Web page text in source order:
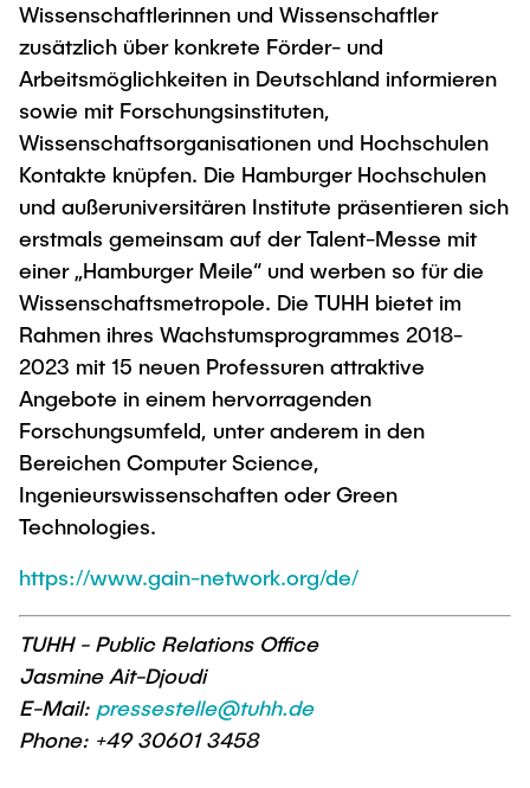
Wissenschaftlerinnen und Wissenschaftler
zusätzlich über konkrete Förder- und
Arbeitsmöglichkeiten in Deutschland informieren
sowie mit Forschungsinstituten,
Wissenschaftsorganisationen und Hochschulen
Kontakte knüpfen. Die Hamburger Hochschulen
und außeruniversitären Institute präsentieren sich
erstmals gemeinsam auf der Talent-Messe mit
einer „Hamburger Meile“ und werben so für die
Wissenschaftsmetropole. Die TUHH bietet im
Rahmen ihres Wachstumsprogrammes 2018-
2023 mit 15 neuen Professuren attraktive
Angebote in einem hervorragenden
Forschungsumfeld, unter anderem in den
Bereichen Computer Science,
Ingenieurswissenschaften oder Green
Technologies.
https://www.gain-network.org/de/
TUHH - Public Relations Office
Jasmine Ait-Djoudi
E-Mail: pressestelle@tuhh.de
Phone: +49 30601 3458